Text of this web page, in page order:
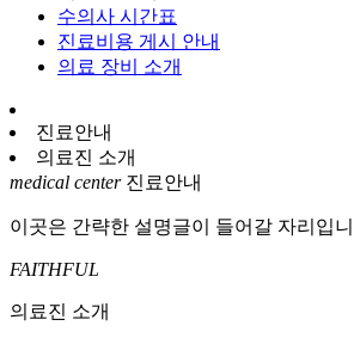
수의사 시간표
진료비용 게시 안내
의료 장비 소개
진료안내
의료진 소개
medical center진료안내
이곳은 간략한 설명글이 들어갈 자리입
FAITHFUL
의료진 소개